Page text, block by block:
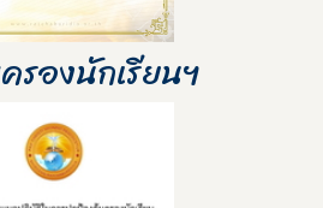
องนักเรียนฯ